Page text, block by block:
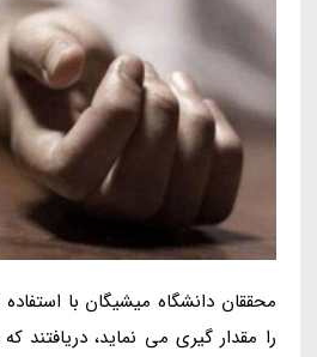
محققان دانشگاه میشیگان با
را مقدار گیری می نماید، دریافتند